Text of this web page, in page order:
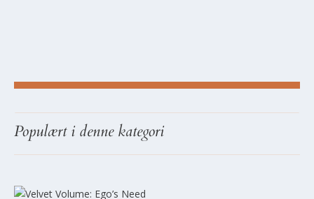
HQ LISTEN #10
Populært i denne kategori